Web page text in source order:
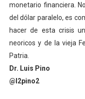
monetario financiera.
del dólar paralelo, es
hacer de esta crisis
neoricos y de la vieja
Patria.
Dr. Luis Pino
@l2pino2